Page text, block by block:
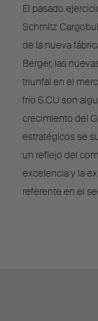
El pasado
Schmitz
de la nueva
Berger, las
triunfal en el
frío S.CU son
crecimiento del
estratégicos se
un reflejo del
excelencia y la
referente en el